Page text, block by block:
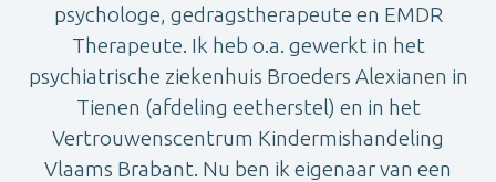
psychologe, gedragstherapeute en EMDR
Therapeute. Ik heb o.a. gewerkt in het
psychiatrische ziekenhuis Broeders Alexianen in
Tienen (afdeling eetherstel) en in het
Vertrouwenscentrum Kindermishandeling
Vlaams Brabant. Nu ben ik eigenaar van een